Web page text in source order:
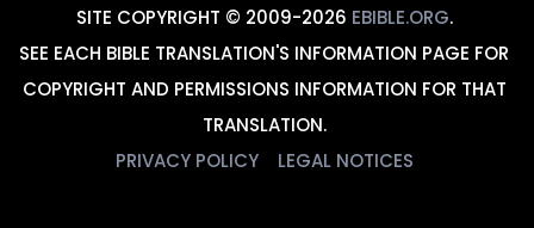
SITE COPYRIGHT © 2009-2026 EBIBLE.ORG.
SEE EACH BIBLE TRANSLATION'S INFORMATION PAGE FOR
COPYRIGHT AND PERMISSIONS INFORMATION FOR THAT
TRANSLATION.
PRIVACY POLICY
LEGAL NOTICES